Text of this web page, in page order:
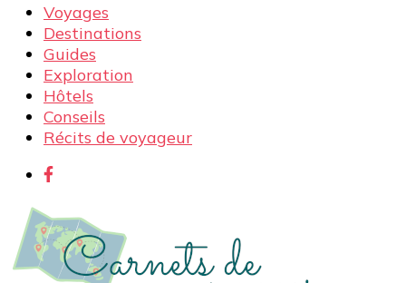
Voyages
Destinations
Guides
Exploration
Hôtels
Conseils
Récits de voyageur